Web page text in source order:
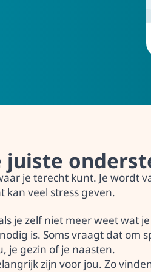
juiste
je terecht kunt. Je wordt
kan veel stress geven.
je zelf niet meer weet wat
is. Soms vraagt dat om
je gezin of je naasten.
zijn voor jou. Zo